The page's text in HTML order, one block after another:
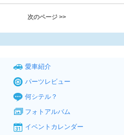
次のページ >>
愛車紹介
パーツレビュー
何シテル？
フォトアルバム
イベントカレンダー